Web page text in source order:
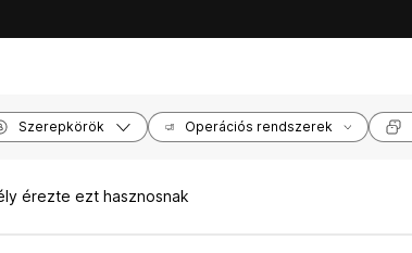
Szerepkörök Operációs rendszerek
érezte ezt hasznosnak